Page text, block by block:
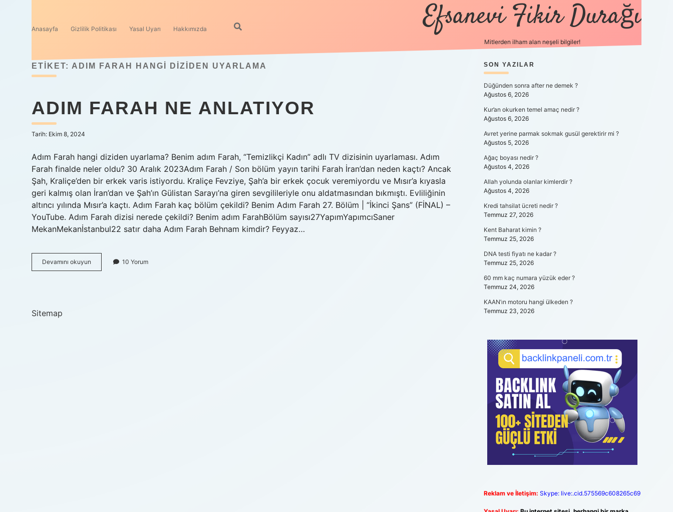
Anasayfa Gizlilik Politikası Yasal Uyarı Hakkımızda Efsanevi Fikir Durağı
Mitlerden ilham alan neşeli bilgiler!
ETIKET: ADIM FARAH HANGI DIZIDEN UYARLAMA
ADIM FARAH NE ANLATIYOR
Tarih: Ekim 8, 2024
Adım Farah hangi diziden uyarlama? Benim adım Farah, “Temizlikçi Kadın” adlı TV dizisinin uyarlaması. Adım
Farah finalde neler oldu? 30 Aralık 2023Adım Farah / Son bölüm yayın tarihi Farah İran’dan neden kaçtı? Ancak
Şah, Kraliçe’den bir erkek varis istiyordu. Kraliçe Fevziye, Şah’a bir erkek çocuk veremiyordu ve Mısır’a kıyasla
geri kalmış olan İran’dan ve Şah’ın Gülistan Sarayı’na giren sevgilileriyle onu aldatmasından bıkmıştı. Evliliğinin
altıncı yılında Mısır’a kaçtı. Adım Farah kaç bölüm çekildi? Benim Adım Farah 27. Bölüm | “İkinci Şans” (FİNAL) –
YouTube. Adım Farah dizisi nerede çekildi? Benim adım FarahBölüm sayısı27YapımYapımcıSaner
MekanMekanİstanbul22 satır daha Adım Farah Behnam kimdir? Feyyaz…
Devamını okuyun
Farah
10 Yorum
Sitemap
SIDEBAR
SON YAZILAR
Düğünden sonra after ne demek ?
Ağustos 6, 2026
Kur’an okurken temel amaç nedir ?
Ağustos 6, 2026
Avret yerine parmak sokmak gusül gerektirir mi ?
Ağustos 5, 2026
Ağaç boyası nedir ?
Ağustos 4, 2026
Allah yolunda olanlar kimlerdir ?
Ağustos 4, 2026
Kredi tahsilat ücreti nedir ?
Temmuz 27, 2026
Kent Baharat kimin ?
Temmuz 25, 2026
DNA testi fiyatı ne kadar ?
Temmuz 25, 2026
60 mm kaç numara yüzük eder ?
Temmuz 24, 2026
KAAN’ın motoru hangi ülkeden ?
Temmuz 23, 2026
Reklam ve İletişim: Skype: live:.cid.575569c608265c69